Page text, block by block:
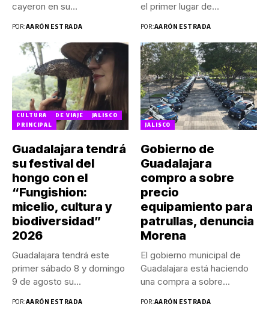
cayeron en su
POR:AARÓN ESTRADA
el primer lugar de
POR:AARÓN ESTRADA
CULTURA DE VIAJE
JALISCO
PRINCIPAL
Guadalajara tendrá
su festival del
hongo con el
“Fungishion:
micelio, cultura y
biodiversidad”
2026
Guadalajara tendrá este
primer sábado 8 y domingo
9 de agosto su...
POR:AARÓN ESTRADA
JALISCO
Gobierno de
Guadalajara
compro a sobre
precio
equipamiento para
patrullas, denuncia
Morena
El gobierno municipal de
Guadalajara está haciendo
una compra a sobre
POR:AARÓN ESTRADA